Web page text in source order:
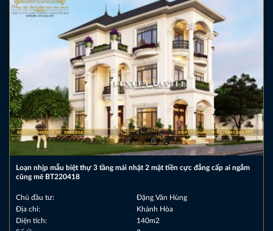
Loạn nhịp mẫu biệt thự 3 tầng mái nhật 2 mặt tiền cực đẳng cấp ai ngắm
cũng mê BT220418
Chủ đầu tư:
Đặng Văn Hùng
Địa chỉ:
Khánh Hòa
Diện tích:
140m2